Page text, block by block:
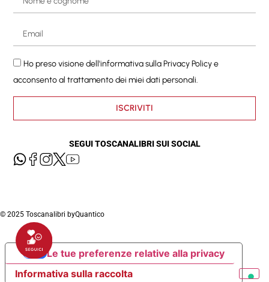
Ho preso visione dell'informativa sullaPrivacy Policye
acconsento al trattamento dei miei dati personali.
ISCRIVITI
SEGUI TOSCANALIBRI SUI SOCIAL
© 2025 Toscanalibri byQuantico
Informativa sulla raccolta
Le tue preferenze relative alla privacy